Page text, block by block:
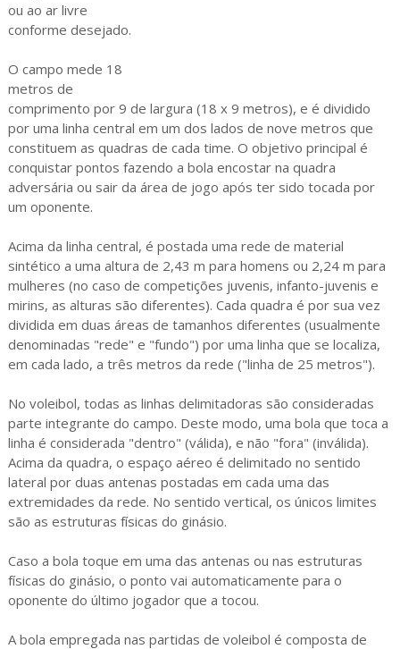
ou ao ar livre
conforme desejado.
O campo mede 18
metros de
comprimento por 9 de largura (18 x 9 metros), e é dividido
por uma linha central em um dos lados de nove metros que
constituem as quadras de cada time. O objetivo principal é
conquistar pontos fazendo a bola encostar na quadra
adversária ou sair da área de jogo após ter sido tocada por
um oponente.
Acima da linha central, é postada uma rede de material
sintético a uma altura de 2,43 m para homens ou 2,24 m para
mulheres (no caso de competições juvenis, infanto-juvenis e
mirins, as alturas são diferentes). Cada quadra é por sua vez
dividida em duas áreas de tamanhos diferentes (usualmente
denominadas "rede" e "fundo") por uma linha que se localiza,
em cada lado, a três metros da rede ("linha de 25 metros").
No voleibol, todas as linhas delimitadoras são consideradas
parte integrante do campo. Deste modo, uma bola que toca a
linha é considerada "dentro" (válida), e não "fora" (inválida).
Acima da quadra, o espaço aéreo é delimitado no sentido
lateral por duas antenas postadas em cada uma das
extremidades da rede. No sentido vertical, os únicos limites
são as estruturas físicas do ginásio.
Caso a bola toque em uma das antenas ou nas estruturas
físicas do ginásio, o ponto vai automaticamente para o
oponente do último jogador que a tocou.
A bola empregada nas partidas de voleibol é composta de